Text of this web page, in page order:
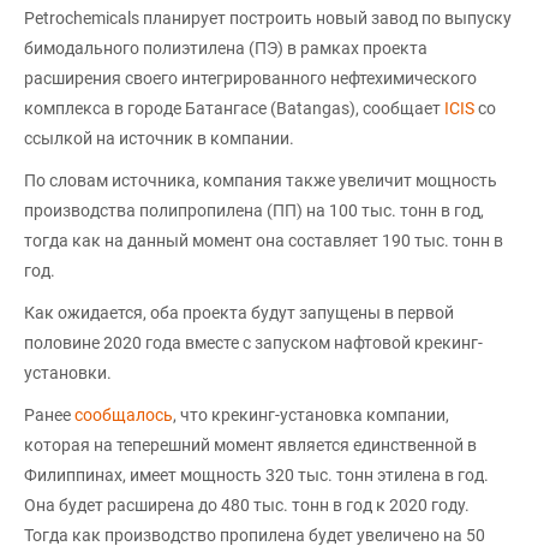
Petrochemicals планирует построить новый завод по выпуску
бимодального полиэтилена (ПЭ) в рамках проекта
расширения своего интегрированного нефтехимического
комплекса в городе Батангасе (Batangas), сообщает ICISсо
ссылкой на источник в компании.
По словам источника, компания также увеличит мощность
производства полипропилена (ПП) на 100 тыс. тонн в год,
тогда как на данный момент она составляет 190 тыс. тонн в
год.
Как ожидается, оба проекта будут запущены в первой
половине 2020 года вместе с запуском нафтовой крекинг-
установки.
Ранеесообщалось, что крекинг-установка компании,
которая на теперешний момент является единственной в
Филиппинах, имеет мощность 320 тыс. тонн этилена в год.
Она будет расширена до 480 тыс. тонн в год к 2020 году.
Тогда как производство пропилена будет увеличено на 50